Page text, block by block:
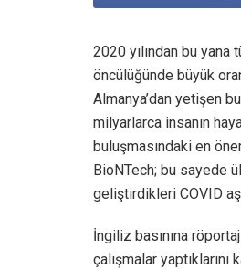
2020 yılından bu yana
öncülüğünde büyük
Almanya’dan yetişen
milyarlarca insanın
buluşmasındaki en
BioNTech; bu sayede
geliştirdikleri COVID
İngiliz basınına
çalışmalar